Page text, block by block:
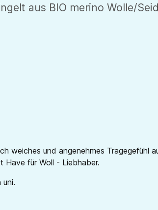
aus BIO merino Wolle/
weiches und angenehmes Tragegefühl
Have für Woll - Liebhaber.
uni.